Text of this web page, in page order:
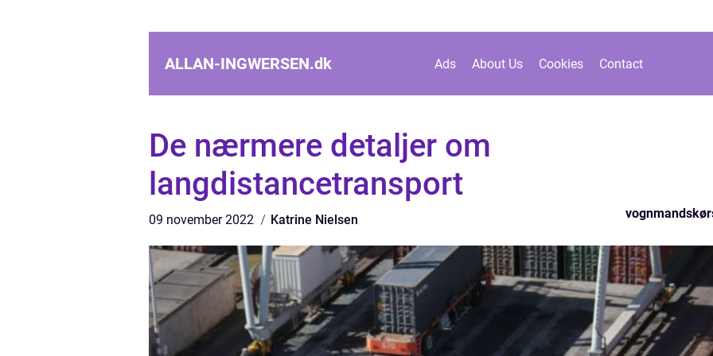
ALLAN-INGWERSEN.dk Ads About Us Cookies Contact
De nærmere detaljer om
langdistancetransport
09 november 2022 Katrine Nielsen